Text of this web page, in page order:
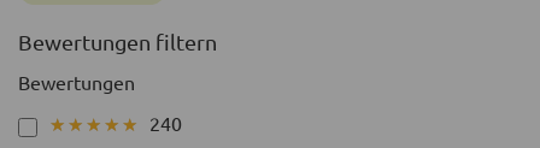
Bewertungen filtern
Bewertungen
★★★★★
★★★★★ 240